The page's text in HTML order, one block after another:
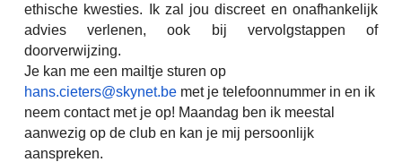
ethische kwesties. Ik zal jou discreet en onafhankelijk
advies verlenen, ook bij vervolgstappen of
doorverwijzing.
Je kan me een mailtje sturen op
hans.cieters@skynet.be met je telefoonnummer in en ik
neem contact met je op! Maandag ben ik meestal
aanwezig op de club en kan je mij persoonlijk
aanspreken.